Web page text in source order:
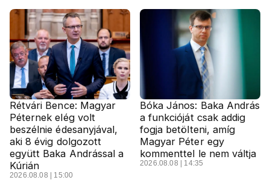
Rétvári Bence: Magyar
Péternek elég volt
beszélnie édesanyjával,
aki 8 évig dolgozott
együtt Baka Andrással a
Kúrián
2026.08.08 | 15:00
Bóka János: Baka András
a funkcióját csak addig
fogja betölteni, amíg
Magyar Péter egy
kommenttel le nem váltja
2026.08.08 | 14:35